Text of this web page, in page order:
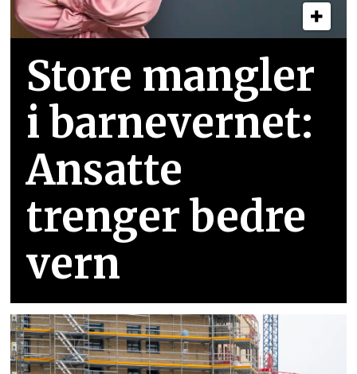
Store mangler
i barnevernet:
Ansatte
trenger bedre
vern